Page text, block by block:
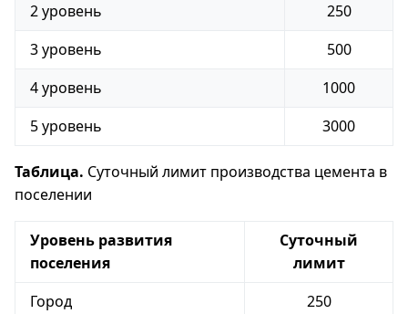
2 уровень
250
3 уровень
500
4 уровень
1000
5 уровень
3000
Таблица. Суточный лимит производства цемента в
поселении
Уровень развития
поселения
Суточный
лимит
Город
250